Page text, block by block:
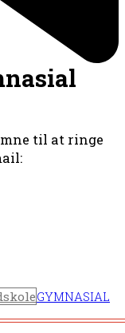
til at ringe
GYMNASIAL